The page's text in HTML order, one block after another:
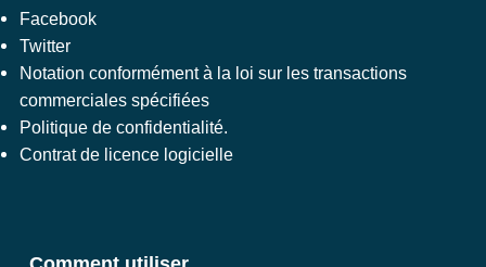
Facebook
Twitter
Notation conformément à la loi sur les transactions
commerciales spécifiées
Politique de confidentialité.
Contrat de licence logicielle